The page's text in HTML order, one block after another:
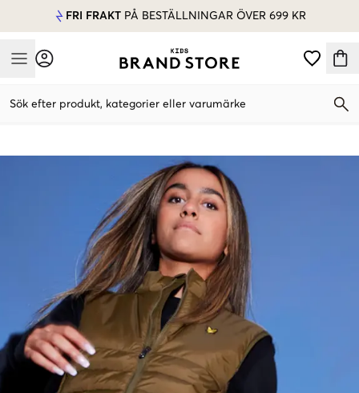
FRI FRAKT PÅ BESTÄLLNINGAR ÖVER 699 KR
Mobile Menu
Sök efter produkt, kategorier eller varumärke